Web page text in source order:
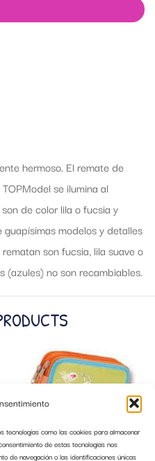
tecnologías como las cookies para almacenar
de estas tecnologías nos
de navegación o las identificaciones únicas
hermoso. El remate de
se ilumina al
de color lila o fucsia y
modelos y detalles
son fucsia, lila suave o
(azules) no son recambiables.